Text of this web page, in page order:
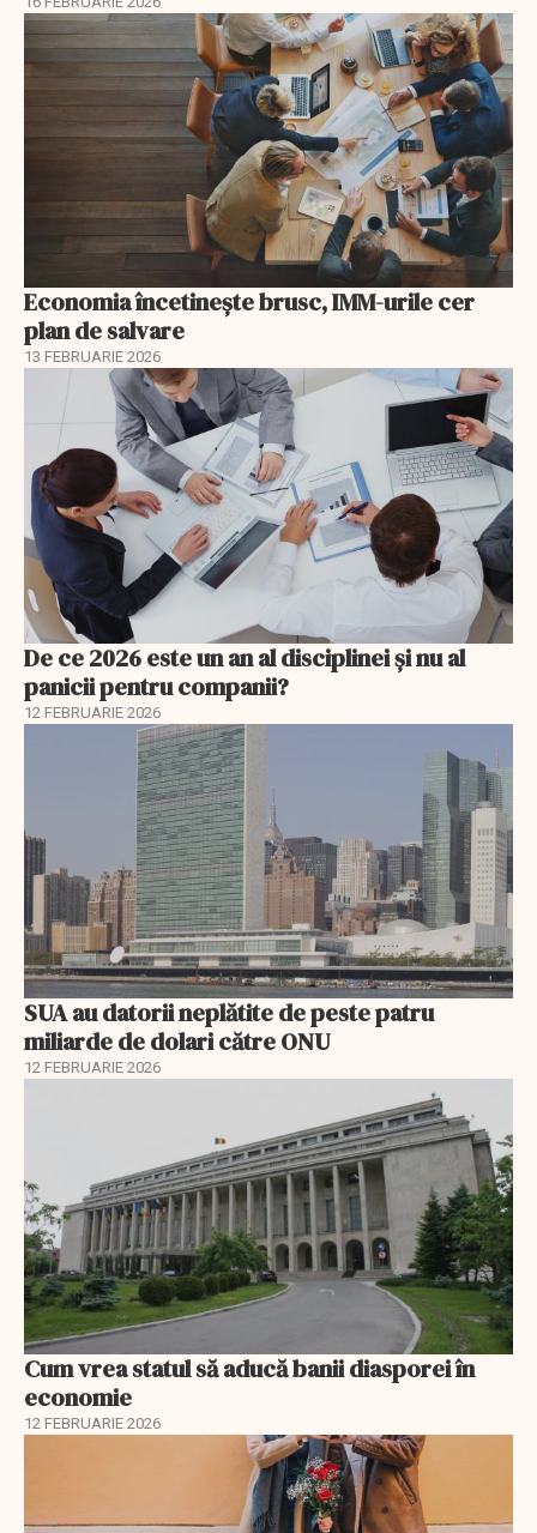
Economia încetinește brusc, IMM-urile cer
plan de salvare
13 FEBRUARIE 2026
De ce 2026 este un an al disciplinei și nu al
panicii pentru companii?
12 FEBRUARIE 2026
SUA au datorii neplătite de peste patru
miliarde de dolari către ONU
12 FEBRUARIE 2026
Cum vrea statul să aducă banii diasporei în
economie
12 FEBRUARIE 2026